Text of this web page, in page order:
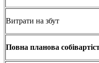
Витрати на збут
Повна планова